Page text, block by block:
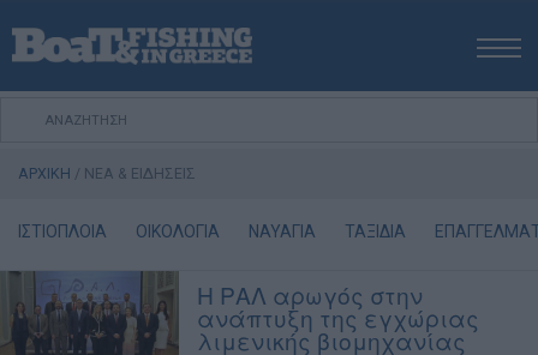
ΑΡΧΙΚΗ
ΕΚΔΟΣΕΙΣ
ΨΑΡΕΜΑ ΑΠΟ ΑΚΤΗ
ΨΑΡΟΤΟΥΦΕΚΟ
ΣΚΑΦΟΣ
ΑΡΧΙΚΗ / ΝΕΑ & ΕΙΔΗΣΕΙΣ
ΙΣΤΙΟΠΛΟΙΑ ΟΙΚΟΛΟΓΙΑ ΝΑΥΑΓΙΑ ΤΑΞΙΔΙΑ
Η ΡΑΛ αρωγός στην
ανάπτυξη της εγχώριας
λιμενικής βιομηχανίας